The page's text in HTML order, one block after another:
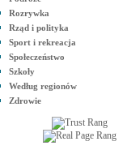
Rozrywka
Rząd i polityka
Sport i rekreacja
Społeczeństwo
Szkoły
Według regionów
Zdrowie